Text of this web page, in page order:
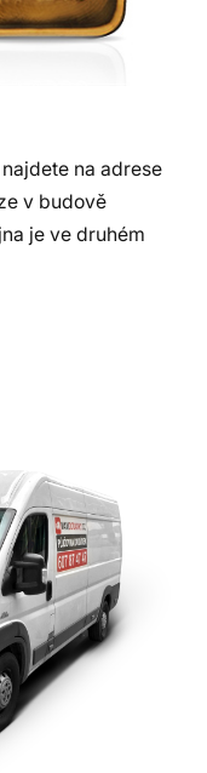
na adrese
v budově
je ve druhém